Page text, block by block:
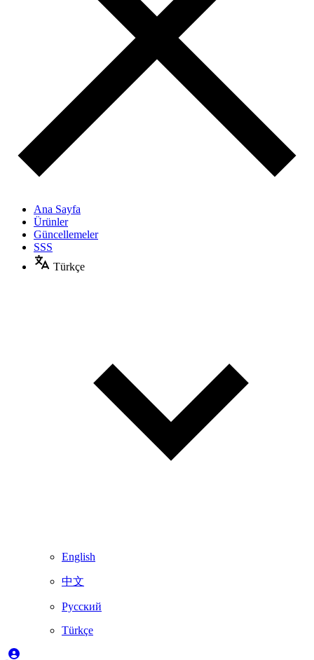
Ana Sayfa
Ürünler
Güncellemeler
SSS
Türkçe
English
中文
Русский
Türkçe